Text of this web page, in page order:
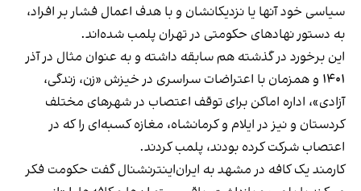
سیاسی خود آنها یا نزدیکانشان و با هدف اعمال فشار بر افراد،
به دستور نهادهای حکومتی در تهران پلمب شده‌اند.
این برخورد در گذشته هم سابقه داشته و به عنوان مثال در آذر
۱۴۰۱ و همزمان با اعتراضات سراسری در خیزش «زن، زندگی،
آزادی»، اداره اماکن برای توقف اعتصاب در شهرهای مختلف
کردستان و نیز در ایلام و کرمانشاه، مغازه کسبه‌ای را که در
اعتصاب شرکت کرده بودند، پلمب کردند.
کارمند یک کافه در مشهد به ایران‌اینترنشنال گفت حکومت فکر